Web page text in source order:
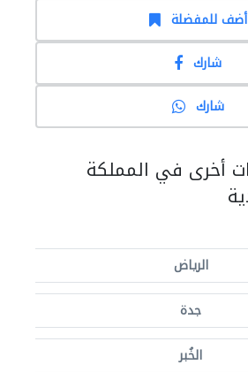
أضف للمفضلة
شارك
شارك
أخرى في المملكة
الرياض
جدة
الخُبر